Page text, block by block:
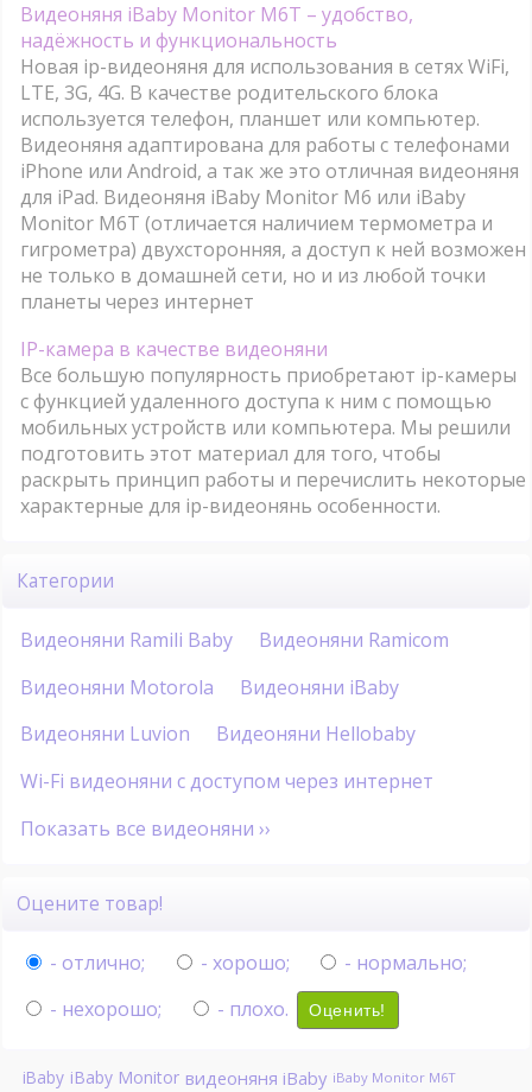
Видеоняня iBaby Monitor M6T – удобство,
надёжность и функциональность
Новая ip-видеоняня для использования в сетях WiFi,
LTE, 3G, 4G. В качестве родительского блока
используется телефон, планшет или компьютер.
Видеоняня адаптирована для работы с телефонами
iPhone или Android, а так же это отличная видеоняня
для iPad. Видеоняня iBaby Monitor M6 или iBaby
Monitor M6T (отличается наличием термометра и
гигрометра) двухсторонняя, а доступ к ней возможен
не только в домашней сети, но и из любой точки
планеты через интернет
IP-камера в качестве видеоняни
Все большую популярность приобретают ip-камеры
с функцией удаленного доступа к ним с помощью
мобильных устройств или компьютера. Мы решили
подготовить этот материал для того, чтобы
раскрыть принцип работы и перечислить некоторые
характерные для ip-видеонянь особенности.
Категории
Видеоняни Ramili Baby
Видеоняни Ramicom
Видеоняни Motorola
Видеоняни iBaby
Видеоняни Luvion
Видеоняни Hellobaby
Wi-Fi видеоняни с доступом через интернет
Показать все видеоняни ››
Оцените товар!
- отлично; - хорошо;
- нормально;
- нехорошо;
- плохо. Оценить!
iBaby iBaby Monitor видеоняня iBaby iBaby Monitor M6T